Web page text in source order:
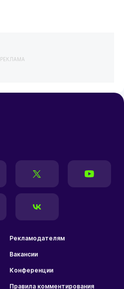
РЕКЛАМА
Рекламодателям
Вакансии
Конференции
Правила комментирования